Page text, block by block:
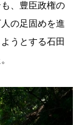
、豊臣政権の
の足固めを進
うとする石田